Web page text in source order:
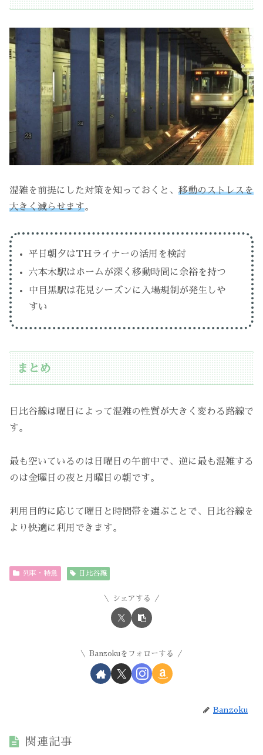
混雑を前提にした対策を知っておくと、 移動のストレスを
大きく減らせます。
平日朝夕はTHライナーの活用を検討
六本木駅はホームが深く移動時間に余裕を持つ
中目黒駅は花見シーズンに入場規制が発生しや
すい
まとめ
日比谷線は曜日によって混雑の性質が大きく変わる路線で
す。
最も空いているのは日曜日の午前中で、逆に最も混雑する
のは金曜日の夜と月曜日の朝です。
利用目的に応じて曜日と時間帯を選ぶことで、日比谷線を
より快適に利用できます。
列車・特急 日比谷線
シェアする
Banzokuをフォローする
Banzoku
関連記事